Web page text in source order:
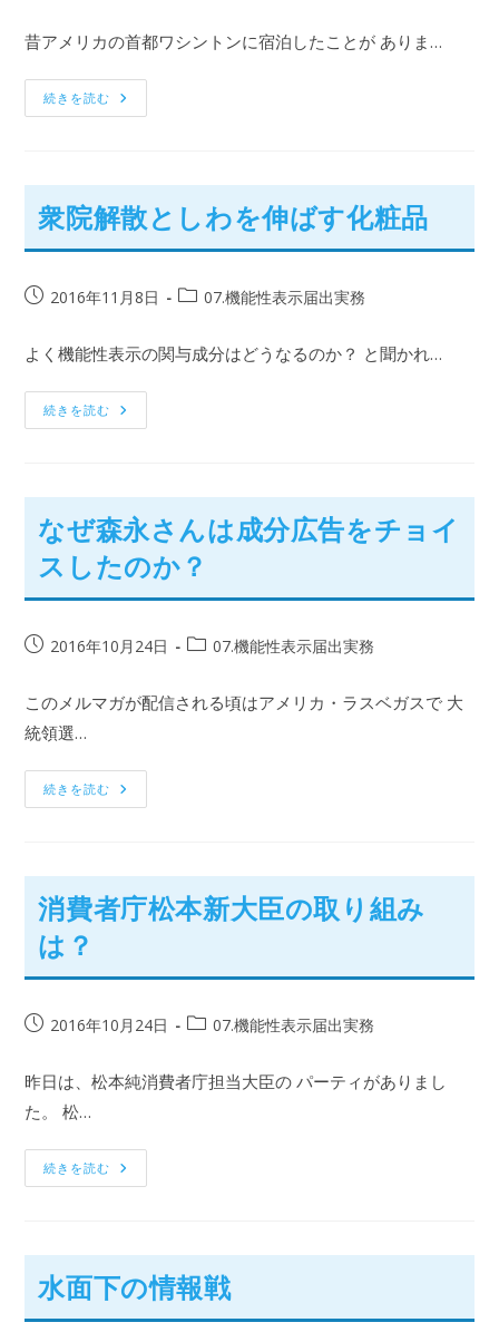
昔アメリカの首都ワシントンに宿泊したことが ありま…
続きを読む
衆院解散としわを伸ばす化粧品
2016年11月8日 07.機能性表示届出実務
よく機能性表示の関与成分はどうなるのか？ と聞かれ…
続きを読む
なぜ森永さんは成分広告をチョイ
スしたのか？
2016年10月24日 07.機能性表示届出実務
このメルマガが配信される頃はアメリカ・ラスベガスで 大
統領選…
続きを読む
消費者庁松本新大臣の取り組み
は？
2016年10月24日 07.機能性表示届出実務
昨日は、松本純消費者庁担当大臣の パーティがありまし
た。 松…
続きを読む
水面下の情報戦